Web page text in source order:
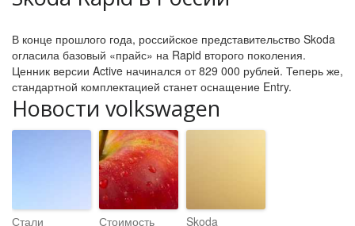
В конце прошлого года, российское представительство Skoda
огласила базовый «прайс» на Rapid второго поколения.
Ценник версии Active начинался от 829 000 рублей. Теперь же,
стандартной комплектацией станет оснащение Entry.
Новости volkswagen
Стали
Стоимость
Skoda